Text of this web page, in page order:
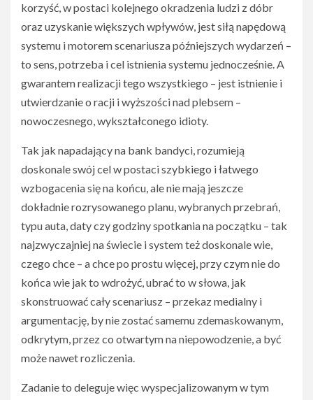
korzyść, w postaci kolejnego okradzenia ludzi z dóbr
oraz uzyskanie większych wpływów, jest siłą napędową
systemu i motorem scenariusza późniejszych wydarzeń –
to sens, potrzeba i cel istnienia systemu jednocześnie. A
gwarantem realizacji tego wszystkiego – jest istnienie i
utwierdzanie o racji i wyższości nad plebsem –
nowoczesnego, wykształconego idioty.
Tak jak napadający na bank bandyci, rozumieją
doskonale swój cel w postaci szybkiego i łatwego
wzbogacenia się na końcu, ale nie mają jeszcze
dokładnie rozrysowanego planu, wybranych przebrań,
typu auta, daty czy godziny spotkania na początku – tak
najzwyczajniej na świecie i system też doskonale wie,
czego chce – a chce po prostu więcej, przy czym nie do
końca wie jak to wdrożyć, ubrać to w słowa, jak
skonstruować cały scenariusz – przekaz medialny i
argumentację, by nie zostać samemu zdemaskowanym,
odkrytym, przez co otwartym na niepowodzenie, a być
może nawet rozliczenia.
Zadanie to deleguje więc wyspecjalizowanym w tym